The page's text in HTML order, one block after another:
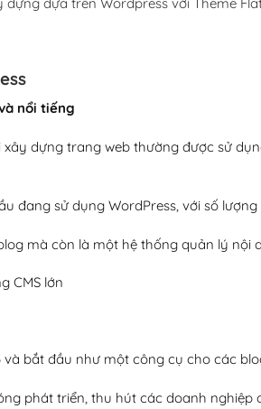
dựa trên Wordpress với Theme
nổi tiếng
dựng trang web thường được sử
đang sử dụng WordPress, với số
mà còn là một hệ thống quản lý nội
CMS lớn
và bắt đầu như một công cụ cho các
phát triển, thu hút các doanh nghiệp